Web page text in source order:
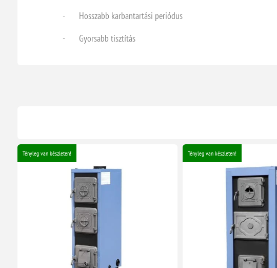
- Hosszabb karbantartási periódus
- Gyorsabb tisztítás
Tényleg van készleten! Tényleg van készleten!